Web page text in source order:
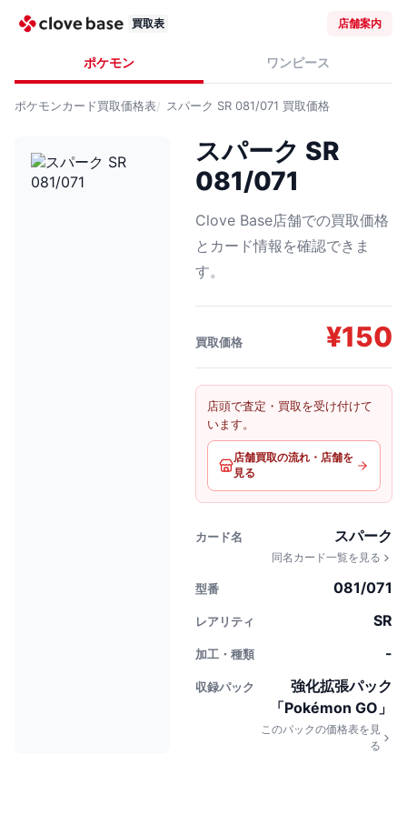
買取表 店舗案内
ポケモン ワンピース
ポケモンカード買取価格表 スパーク SR 081/071 買取価格
スパーク SR
081/071
Clove Base店舗での買取価格
とカード情報を確認できま
す。
買取価格 ¥150
店頭で査定・買取を受け付けて
います。
店舗買取の流れ・店舗を
見る
カード名 スパーク
同名カード一覧を見る
型番 081/071
レアリティ SR
加工・種類 -
収録パック
強化拡張パック
「Pokémon GO」
このパックの価格表を見
る